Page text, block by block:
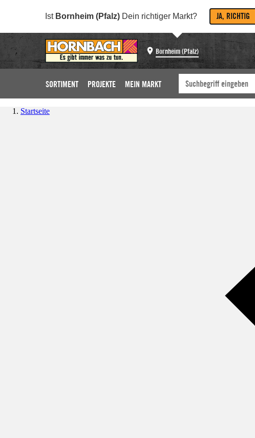
Ist Bornheim (Pfalz) Dein richtiger Markt? JA, RICHTIG
Bornheim (Pfalz)
SORTIMENT PROJEKTE MEIN MARKT
Startseite